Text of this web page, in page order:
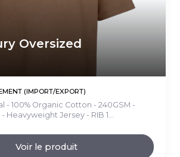
Oversized
(IMPORT/EXPORT)
- 100% Organic Cotton - 240GSM -
Heavyweight Jersey - RIB 1...
Voir le produit